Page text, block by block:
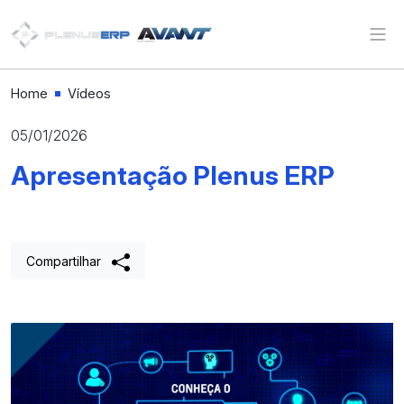
Avant
Home Vídeos
05/01/2026
Apresentação Plenus ERP
Compartilhar